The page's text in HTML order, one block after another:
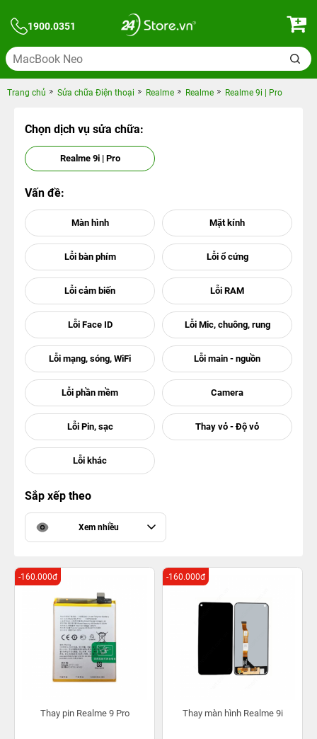
1900.0351
Trang chủ Sửa chữa Điện thoại Realme Realme Realme 9i | Pro
Chọn dịch vụ sửa chữa:
Realme 9i | Pro
Vấn đề:
Sắp xếp theo
Xem nhiều
Thay pin Realme 9 Pro
-160.000đ
Thay màn hình Realme 9i
-160.000đ